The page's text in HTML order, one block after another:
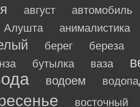
август автомобиль
Алушта
анималистика
берег
береза
бутылка ваза
водоем
восточный